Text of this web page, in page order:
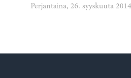
Perjantaina, 26. syyskuuta 2014